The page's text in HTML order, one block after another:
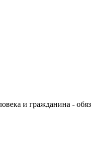
и гражданина -